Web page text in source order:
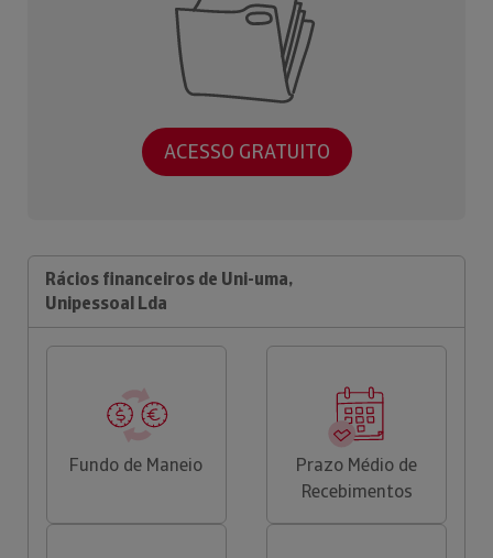
ACESSO GRATUITO
Rácios financeiros de Uni-uma,
Unipessoal Lda
Fundo de Maneio
Prazo Médio de
Recebimentos